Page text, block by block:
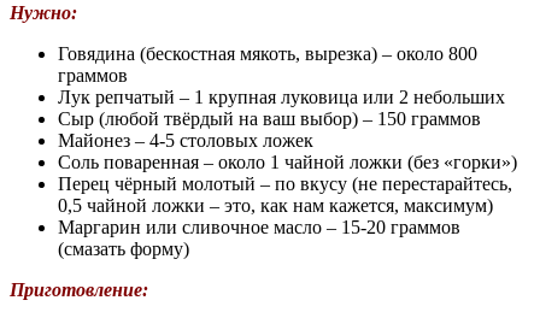
Нужно:
Говядина (бескостная мякоть, вырезка) – около 800
граммов
Лук репчатый – 1 крупная луковица или 2 небольших
Сыр (любой твёрдый на ваш выбор) – 150 граммов
Майонез – 4-5 столовых ложек
Соль поваренная – около 1 чайной ложки (без «горки»)
Перец чёрный молотый – по вкусу (не перестарайтесь,
0,5 чайной ложки – это, как нам кажется, максимум)
Маргарин или сливочное масло – 15-20 граммов
(смазать форму)
Приготовление: